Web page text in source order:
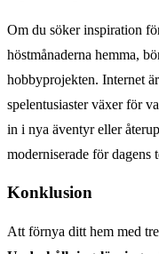
Om du söker inspiration
höstmånaderna hemma,
hobbyprojekten. Internet
spelentusiaster växer för
in i nya äventyr eller
moderniserade för dagens
Konklusion
Att förnya ditt hem med